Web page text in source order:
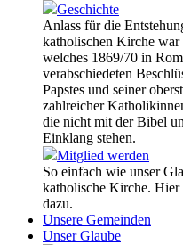
Geschichte
Anlass für die
katholischen Kirche war
welches 1869/70 in
verabschiedeten
Papstes und seiner
zahlreicher
die nicht mit der Bibel
Einklang stehen.
Mitglied werden
So einfach wie unser
katholische Kirche.
dazu.
Unsere Gemeinden
Unser Glaube